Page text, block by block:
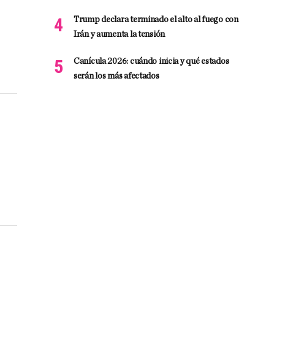
Trump declara terminado el alto al fuego con
Irán y aumenta la tensión
Canícula 2026: cuándo inicia y qué estados
serán los más afectados